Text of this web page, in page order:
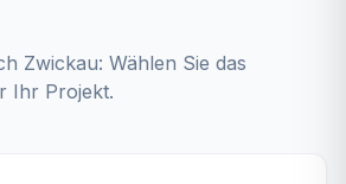
Zwickau: Wählen Sie das
Ihr Projekt.